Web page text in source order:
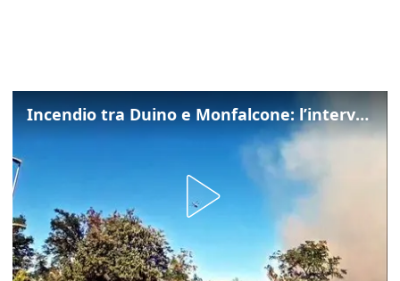
Incendio tra Duino e Monfalcone: l’intervento dei vigili del fuoco